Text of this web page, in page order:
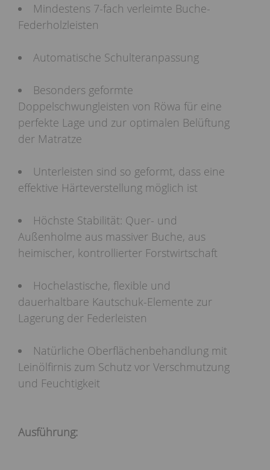
Mindestens 7-fach verleimte Buche-
Federholzleisten
Automatische Schulteranpassung
Besonders geformte
Doppelschwungleisten von Röwa für eine
perfekte Lage und zur optimalen Belüftung
der Matratze
Unterleisten sind so geformt, dass eine
effektive Härteverstellung möglich ist
Höchste Stabilität: Quer- und
Außenholme aus massiver Buche, aus
heimischer, kontrollierter Forstwirtschaft
Hochelastische, flexible und
dauerhaltbare Kautschuk-Elemente zur
Lagerung der Federleisten
Natürliche Oberflächenbehandlung mit
Leinölfirnis zum Schutz vor Verschmutzung
und Feuchtigkeit
Ausführung: